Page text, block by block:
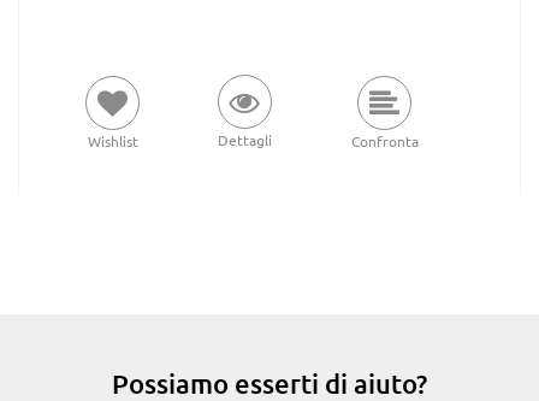
Wishlist Dettagli Confronta
Possiamo esserti di aiuto?